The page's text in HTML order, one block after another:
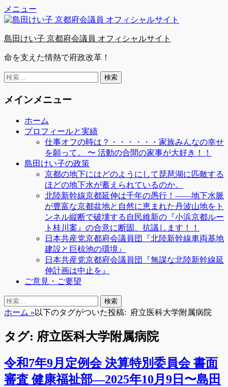
コ
ン
ン
へ
ス
キ
ッ
プ
Facebook
Twitter
YouTube
メニュー
島田けい子 京都府会議員 オフィシャルサイト
命を支えた情熱で府政改革！
検
メインメニュー
ホーム
プロフィールと実績
仕事オフの時は？・・・・・・家族みんなの幸せ
を願って。 〜 活動の合間の家事が大好き！！
島田けい子の政策
京都の地下にはどのようにして琵琶湖に匹敵する
ほどの地下水が蓄えられているのか。
北陸新幹線京都延伸は千年の愚行！――地下水脈
が豊富な京都盆地と自然に恵まれた丹波山地をト
ンネル縦断で破壊する自民維新の『小浜京都ルー
ト桂川案』の合意に断固、抗議します！！
日本共産党京都府会議員団『北陸新幹線車両基地
建設と巨椋池の環境』
日本共産党京都府会議員団『無謀な北陸新幹線延
伸計画は中止を』
ご意見・ご要望
検
索
検
索:
ホーム »以下のタグがついた投稿: 府立医科大学附属病院
タグ: 府立医科大学附属病院
令和7年9月定例会 決算特別委員会 書面
審査 健康福祉部―2025年10月9日〜島田